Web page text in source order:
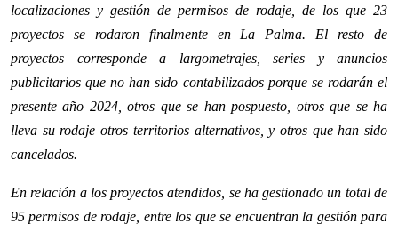
localizaciones y gestión de permisos de rodaje, de los que 23
proyectos se rodaron finalmente en La Palma. El resto de
proyectos corresponde a largometrajes, series y anuncios
publicitarios que no han sido contabilizados porque se rodarán el
presente año 2024, otros que se han pospuesto, otros que se ha
lleva su rodaje otros territorios alternativos, y otros que han sido
cancelados.
En relación a los proyectos atendidos, se ha gestionado un total de
95 permisos de rodaje, entre los que se encuentran la gestión para